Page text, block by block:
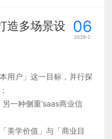
的厚重视觉，而是通过柔
数据图表，建立了一种兼
验。
06
2026-2
造多场景设
用户」这一目标，并行探
另一种侧重‘saas商业信
美学价值」与「商业目